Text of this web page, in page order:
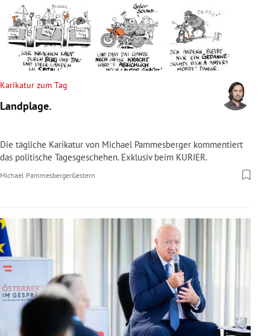
Karikatur zum Tag
Landplage.
Die tägliche Karikatur von Michael Pammesberger kommentiert
das politische Tagesgeschehen. Exklusiv beim KURIER.
Michael PammesbergerGestern